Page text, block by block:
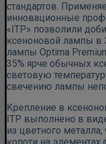
стандартов.
инновационные
«ITP» позволили
ксеноновой лампы
лампы Optima
35% ярче обычных
световую
свечению лампы
Крепление в
ITP выполнено в
из цветного